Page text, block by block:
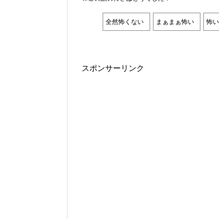
全然怖くない まぁまぁ怖い 怖い
スポンサーリンク